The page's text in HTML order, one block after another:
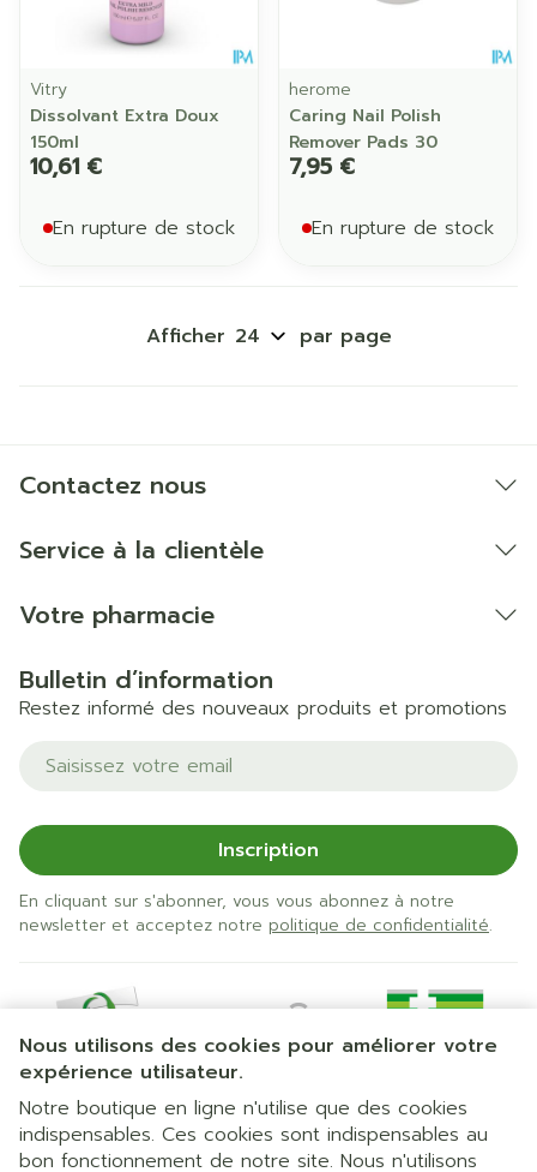
Nous utilisons des cookies pour améliorer votre
expérience utilisateur.
Notre boutique en ligne n'utilise que des cookies
indispensables. Ces cookies sont indispensables au
bon fonctionnement de notre site. Nous n'utilisons
Vitry
Dissolvant Extra Doux
150ml
10,61 €
En rupture de stock
herome
Caring Nail Polish
Remover Pads 30
7,95 €
En rupture de stock
Afficher par page
Contactez nous
Service à la clientèle
Votre pharmacie
Bulletin d’information
Restez informé des nouveaux produits et promotions
Adresse mail
Inscription
En cliquant sur s'abonner, vous vous abonnez à notre
newsletter et acceptez notre politique de confidentialité.
Liens légaux